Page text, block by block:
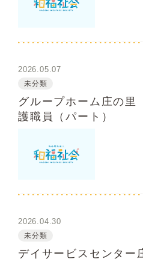
2026.05.07
未分類
グループホーム庄の里
護職員（パート）
2026.04.30
未分類
デイサービスセンター